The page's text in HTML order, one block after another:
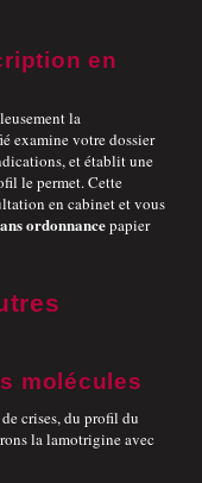
en
la
examine votre dossier
et établit une
le permet. Cette
en cabinet et vous
ordonnancepapier
molécules
crises, du profil du
la lamotrigine avec